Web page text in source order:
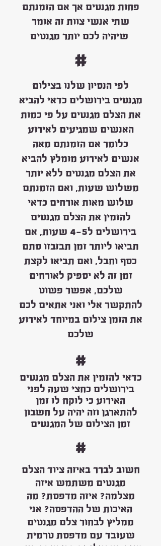
פחות מגנטים אך אם הזמנתם
שתי אנשי צוות זה אומר
#
לפי הנסיון שלנו בצילום
מגנטים בירושלים כדאי להביא
את הצלם מגנטים על פי כמות
האנשים שמגיעים לאירוע
כלומר אם הזמנתם מאה
אנשים לאירוע מומלץ להביא
את הצלם מגנטים ללא יותר
משלוש שעות, ואם הזמנתם
שלוש מאות אורחים כדאי
להזמין את הצלם מגנטים
בירושלים ל4-5 שעות, אם
תביאו ליותר זמן תבזבזו סתם
כסף וחבל, ואם תביאו לקצת
זמן זה לא יספיק לאורחים
שלכם, אפשר פשוט
להתקשר אלי ואני אתאים לכם
את הזמן צילום במיוחד לאירוע
שלכם
כדאי להזמין את הצלם מגנטים
בירושלים כחצי שעה לפני
האירוע כי לוקח לו זמן
להתארגן וזה יהיה על חשבון
זמן הצילום של המגנטים
#
#
חשוב לברר באיזה ציוד הצלם
מגנטים משתמש איזה
מצלמה? איזה מדפסת? מה
האיכות של ההדפסה? אני
ממליץ לבחור צלם מגנטים
שעובד עם מדפסת טרמית